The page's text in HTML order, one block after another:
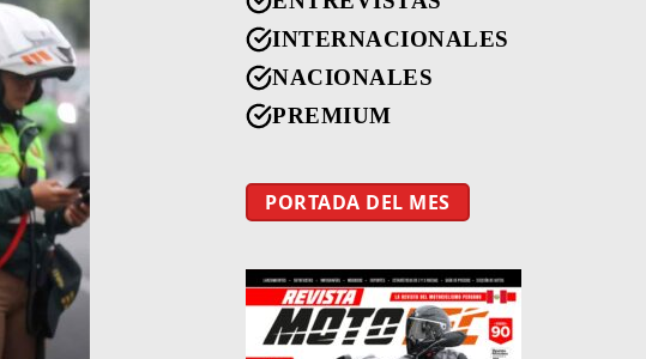
INTERNACIONALES
NACIONALES
PREMIUM
PORTADA DEL MES